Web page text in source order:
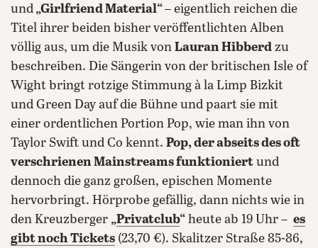
und „Girlfriend Material“– eigentlich reichen die
Titel ihrer beiden bisher veröffentlichten Alben
völlig aus, um die Musik von Lauran Hibberd zu
beschreiben. Die Sängerin von der britischen Isle of
Wight bringt rotzige Stimmung à la Limp Bizkit
und Green Day auf die Bühne und paart sie mit
einer ordentlichen Portion Pop, wie man ihn von
Taylor Swift und Co kennt. Pop, der abseits des oft
verschrienen Mainstreams funktioniert und
dennoch die ganz großen, epischen Momente
hervorbringt. Hörprobe gefällig, dann nichts wie in
den Kreuzberger „Privatclub“ heute ab 19 Uhr – es
gibt noch Tickets (23,70 €). Skalitzer Straße 85-86,